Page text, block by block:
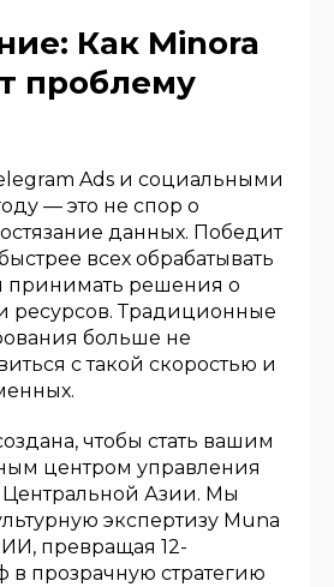
Как Minora
проблему
Ads и социальными
— это не спор о
данных. Победит
всех обрабатывать
решения о
ресурсов. Традиционные
больше не
с такой скоростью и
чтобы стать вашим
центром управления
Азии. Мы
экспертизу Muna
превращая 12-
прозрачную стратегию